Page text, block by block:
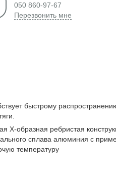
050 860-97-67
Перезвонить мне
быстрому
Х-образная ребристая
сплава алюминия с
температуру